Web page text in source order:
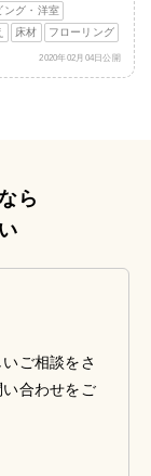
ング・洋室
床材 フローリング
2020年02月04日公開
ら
ご相談をさ
合わせをご